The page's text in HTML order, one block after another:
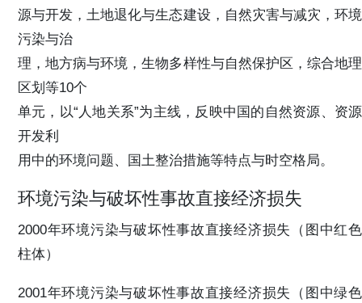
源与开发，土地退化与生态建设，自然灾害与减灾，环境
污染与治
理，地方病与环境，生物多样性与自然保护区，综合地理
区划等10个
单元，以“人地关系”为主线，反映中国的自然资源、资源
开发利
用中的环境问题、国土整治措施等特点与时空格局。
环境污染与破坏性事故直接经济损失
2000年环境污染与破坏性事故直接经济损失（图中红色
柱体）
2001年环境污染与破坏性事故直接经济损失（图中绿色